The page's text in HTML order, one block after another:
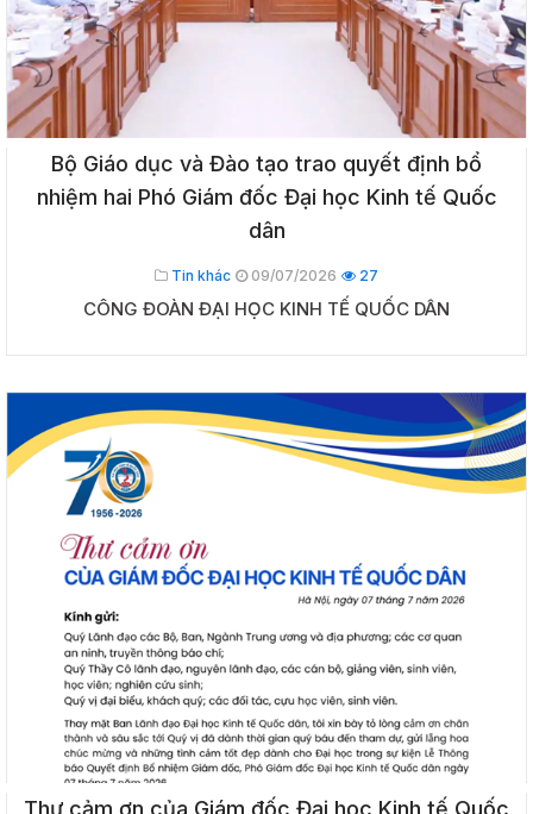
Bộ Giáo dục và Đào tạo trao quyết định bổ
nhiệm hai Phó Giám đốc Đại học Kinh tế Quốc
dân
Tin khác 09/07/2026 27
CÔNG ĐOÀN ĐẠI HỌC KINH TẾ QUỐC DÂN
Thư cảm ơn của Giám đốc Đại học Kinh tế Quốc